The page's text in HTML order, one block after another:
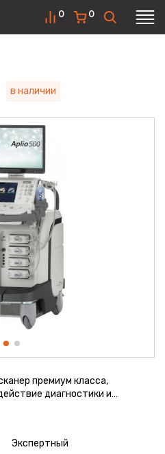
0
0
в наличии
премиум класса,
диагностики и
Более 30 датчиков на
4D,
изучать анатомические
Экспертный